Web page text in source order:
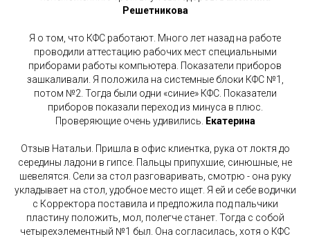
Решетникова
Я о том, что КФС работают. Много лет назад на работе
проводили аттестацию рабочих мест специальными
приборами работы компьютера. Показатели приборов
зашкаливали. Я положила на системные блоки КФС №1,
потом №2. Тогда были одни «синие» КФС. Показатели
приборов показали переход из минуса в плюс.
Проверяющие очень удивились.
Екатерина
Отзыв Натальи. Пришла в офис клиентка, рука от локтя до
середины ладони в гипсе. Пальцы припухшие, синюшные, не
шевелятся. Сели за стол разговаривать, смотрю - она руку
укладывает на стол, удобное место ищет. Я ей и себе водички
с Корректора поставила и предложила под пальчики
пластину положить, мол, полегче станет. Тогда с собой
четырехэлементный №1 был. Она согласилась, хотя о КФС